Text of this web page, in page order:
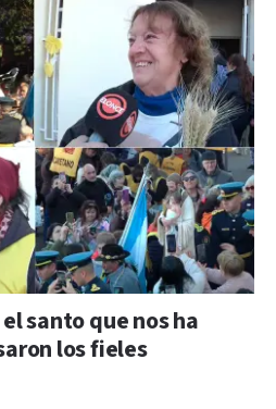
santo que nos ha
los fieles